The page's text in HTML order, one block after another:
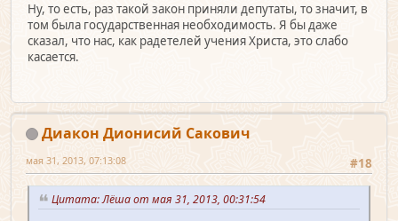
Ну, то есть, раз такой закон приняли депутаты, то значит, в
том была государственная необходимость. Я бы даже
сказал, что нас, как радетелей учения Христа, это слабо
касается.
Диакон Дионисий Сакович
#18
мая 31, 2013, 07:13:08
Цитата: Лёша от мая 31, 2013, 00:31:54